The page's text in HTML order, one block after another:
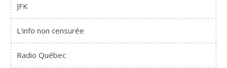
JFK
L'info non censurée
Radio Québec